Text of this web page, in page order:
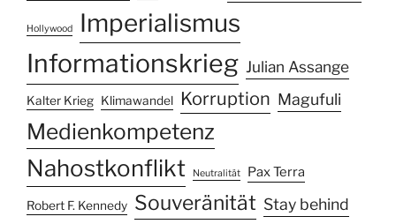
Hollywood
Imperialismus
Informationskrieg Julian Assange
Kalter Krieg Klimawandel Korruption Magufuli
Medienkompetenz
Nahostkonflikt Neutralität Pax Terra
Robert F. Kennedy Souveränität Stay behind